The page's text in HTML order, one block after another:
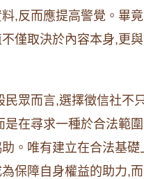
,反而應提高警覺。畢
僅取決於內容本身,更
民眾而言,選擇徵信社不
是在尋求一種於合法範
。唯有建立在合法基礎
保障自身權益的助力,